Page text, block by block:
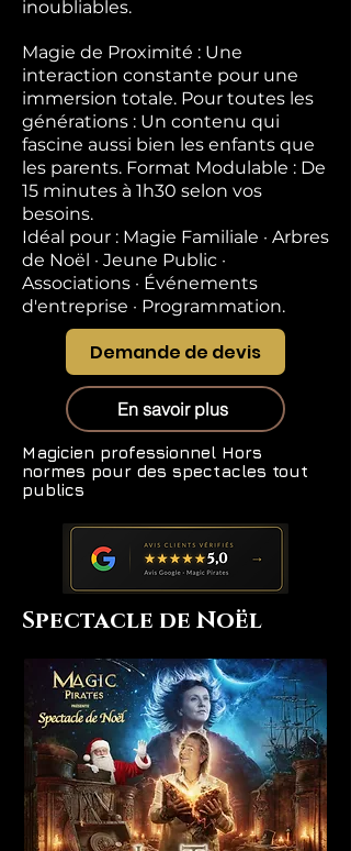
inoubliables.
Magie de Proximité : Une
interaction constante pour une
immersion totale. Pour toutes les
générations : Un contenu qui
fascine aussi bien les enfants que
les parents. Format Modulable : De
15 minutes à 1h30 selon vos
besoins.
Idéal pour : Magie Familiale · Arbres
de Noël · Jeune Public ·
Associations · Événements
d'entreprise · Programmation.
Demande de devis
En savoir plus
Magicien professionnel Hors
normes pour des spectacles tout
publics
Spectacle de Noël